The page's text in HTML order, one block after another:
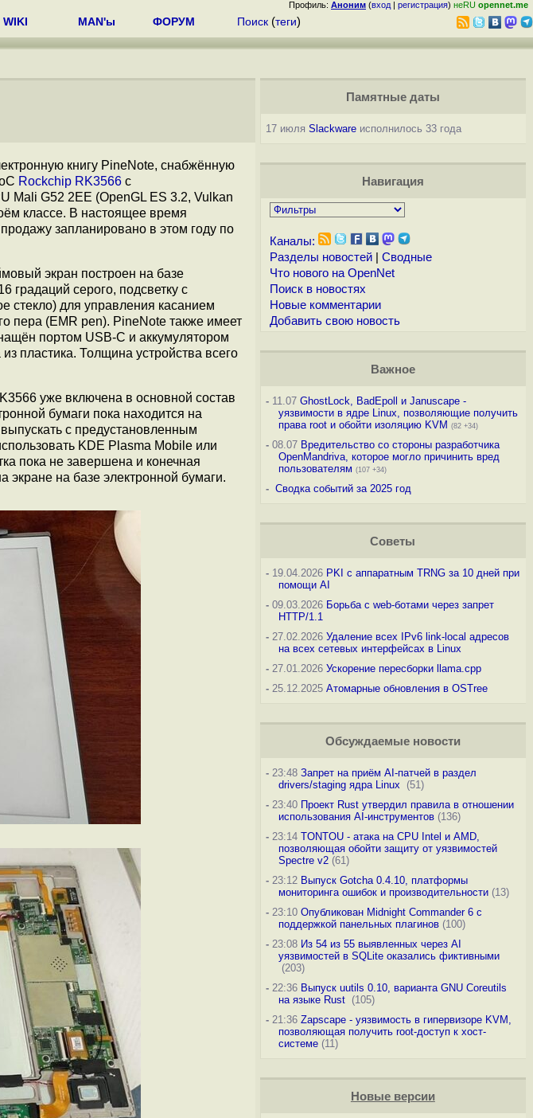
Профиль: Аноним (вход | регистрация) неRU opennet.me
WIKI MAN'ы ФОРУМ Поиск (теги)
книгу PineNote, снабжённую
Rockchip RK3566 c
Mali G52 2EE (OpenGL ES 3.2, Vulkan
классе. В настоящее время
запланировано в этом году по
экран построен на базе
градаций серого, подсветку с
стекло) для управления касанием
пера (EMR pen). PineNote также имеет
портом USB-C и аккумулятором
пластика. Толщина устройства всего
уже включена в основной состав
бумаги пока находится на
с предустановленным
KDE Plasma Mobile или
пока не завершена и конечная
экране на базе электронной бумаги.
Памятные даты
17 июля Slackwareисполнилось 33 года
Навигация
Каналы:
Разделы новостей| Сводные
Что нового на OpenNet
Поиск в новостях
Новые комментарии
Добавить свою новость
Важное
-11.07 GhostLock, BadEpoll и Januscape -
уязвимости в ядре Linux, позволяющие получить
права root и обойти изоляцию KVM (82 +34)
-08.07 Вредительство со стороны разработчика
OpenMandriva, которое могло причинить вред
пользователям (107 +34)
- Сводка событий за 2025 год
Советы
-19.04.2026 PKI с аппаратным TRNG за 10 дней при
помощи AI
-09.03.2026 Борьба с web-ботами через запрет
HTTP/1.1
-27.02.2026 Удаление всех IPv6 link-local адресов
на всех сетевых интерфейсах в Linux
-27.01.2026 Ускорение пересборки llama.cpp
-25.12.2025 Атомарные обновления в OSTree
Обсуждаемые новости
-23:48 Запрет на приём AI-патчей в раздел
drivers/staging ядра Linux
(51)
-23:40 Проект Rust утвердил правила в отношении
использования AI-инструментов(136)
-23:14 TONTOU - атака на CPU Intel и AMD,
позволяющая обойти защиту от уязвимостей
Spectre v2(61)
-23:12 Выпуск Gotcha 0.4.10, платформы
мониторинга ошибок и производительности(13)
-23:10 Опубликован Midnight Commander 6 c
поддержкой панельных плагинов(100)
-23:08 Из 54 из 55 выявленных через AI
уязвимостей в SQLite оказались фиктивными
(203)
-22:36 Выпуск uutils 0.10, варианта GNU Coreutils
на языке Rust (105)
-21:36 Zapscape - уязвимость в гипервизоре KVM,
позволяющая получить root-доступ к хост-
системе(11)
Новые версии